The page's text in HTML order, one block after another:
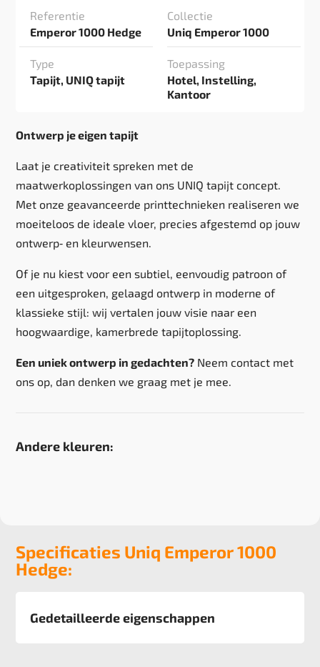
Referentie
Emperor 1000 Hedge
Collectie
Uniq Emperor 1000
Type
Tapijt, UNIQ tapijt
Toepassing
Hotel, Instelling,
Kantoor
Ontwerp je eigen tapijt
Laat je creativiteit spreken met de
maatwerkoplossingen van ons UNIQ tapijt concept.
Met onze geavanceerde printtechnieken realiseren we
moeiteloos de ideale vloer, precies afgestemd op jouw
ontwerp‑ en kleurwensen.
Of je nu kiest voor een subtiel, eenvoudig patroon of
een uitgesproken, gelaagd ontwerp in moderne of
klassieke stijl: wij vertalen jouw visie naar een
hoogwaardige, kamerbrede tapijtoplossing.
Een uniek ontwerp in gedachten? Neem contact met
ons op, dan denken we graag met je mee.
Andere kleuren:
Specificaties Uniq Emperor 1000
Hedge:
Gedetailleerde eigenschappen